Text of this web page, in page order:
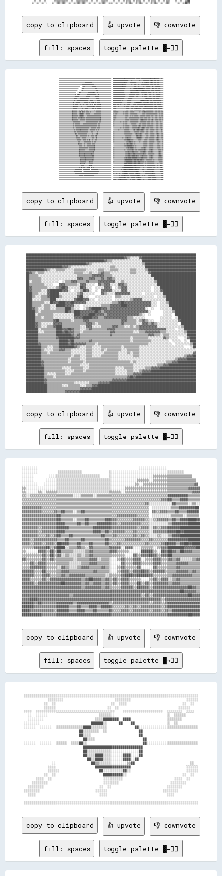
copy to clipboard 👍 upvote 👎 downvote
fill: spaces toggle palette ▓→✊🏽
▒▒▒▒▒▒▒▒▒▒▒▒▒▒▒▒▒▒▒▒▒▒▒▒▒▒▒▒▒▒▒▒▒▒▒▒▒▒▒▒▒▒▒▒▒▒▒▒▒▒▒▒▒▒▒▒▒▒▒▒▒▒▒▒▒▒▒▒▒▒▒▒▒▒▒▒▒▒▒▒▒▒▒▒▒▒▒▒▒▒▒▒▒▒▒▒▒▒▒▒▒▒▒▒▒▒    ██▓▓▓▓▓▓▓▓▓▓▓▓▓▓▓▓▓▓▓▓██▓▓▓▓▓▓▓▓▓▓▓▓▓▓▓▓▓▓▓▓▒▒▓▓▓▓▓▓▓▓▒▒▓▓▓▓▓▓▓▓▓▓▓▓▓▓▓▓▓▓██▓▓▓▓▓▓██▓▓▓▓▓▓▓▓▒▒▒▒▓▓▒▒
▒▒▒▒▒▒▒▒▒▒▒▒▒▒▒▒▒▒▒▒▒▒▒▒▒▒▒▒▒▒▒▒▒▒▒▒▒▒▒▒▒▒▒▒▒▒▒▒▒▒▒▒▒▒▒▒▒▒▒▒▒▒▒▒▒▒▒▒▒▒▒▒▒▒▒▒▒▒▒▒▒▒▒▒▒▒▒▒▒▒▒▒▒▒▒▒▒▒▒▒▒▒▒▒▒▒    ▓▓▓▓▓▓▓▓▓▓▓▓▓▓▓▓▓▓▓▓▓▓▓▓▓▓▓▓▓▓▒▒▒▒▒▒▓▓▒▒▒▒▒▒▒▒▒▒▒▒▒▒▓▓▒▒▒▒▒▒▓▓▓▓▓▓▓▓▓▓▓▓▒▒▓▓██▓▓▒▒▓▓▓▓▒▒▓▓▓▓▒▒▒▒▒▒▒▒
▒▒▒▒▒▒▒▒▒▒▒▒▒▒▒▒▒▒▒▒▒▒▒▒▒▒▒▒▒▒▒▒▒▒▒▒▒▒▒▒▒▒▒▒▒▒▒▒▒▒▒▒▓▓▓▓▓▓▓▓▓▓▓▓▓▓▒▒▒▒▒▒▒▒▒▒▒▒▒▒▒▒▒▒▒▒▒▒▒▒▒▒▒▒▒▒▒▒▒▒▒▒▒▒▒▒    ▓▓▓▓▓▓▓▓▓▓▓▓▓▓▓▓▓▓▓▓▓▓██▓▓▓▓▒▒▒▒▒▒▓▓▓▓▓▓▓▓▓▓▓▓▒▒▒▒▒▒▒▒▒▒▒▒▓▓▒▒▓▓▓▓██▓▓▓▓▒▒▓▓██▓▓▒▒▓▓▓▓▒▒▓▓▓▓▒▒▒▒▒▒▒▒
▒▒▒▒▒▒▒▒▒▒▒▒▒▒▒▒▒▒▒▒▒▒▒▒▒▒▒▒▒▒▒▒▒▒▒▒▒▒▒▒▒▒▒▒▒▒▓▓▓▓▓▓▓▓▓▓▓▓▓▓▓▓▓▓▓▓▓▓▓▓▒▒▒▒▒▒▒▒▒▒▒▒▒▒▒▒▒▒▒▒▒▒▒▒▒▒▒▒▒▒▒▒▒▒▒▒    ██▓▓▓▓▓▓▓▓▓▓▓▓▓▓▓▓██▓▓▓▓▓▓▒▒▒▒▒▒▒▒▒▒▓▓▒▒▒▒▓▓▓▓▒▒▒▒▓▓▒▒▒▒▓▓▓▓▓▓▓▓▓▓▓▓▓▓▓▓▒▒▓▓▓▓▓▓▒▒▓▓▓▓▒▒▓▓▓▓▒▒▒▒▒▒▒▒
▒▒▒▒▒▒▒▒▒▒▒▒▒▒▒▒▒▒▒▒▒▒▒▒▒▒▒▒▒▒▒▒▒▒▒▒▒▒▒▒▒▒    ▒▒▓▓▓▓▒▒▒▒▒▒▒▒▒▒▒▒▒▒▓▓▓▓▓▓▓▓▒▒▒▒▒▒▒▒▒▒▒▒▒▒▒▒▒▒▒▒▒▒▒▒▒▒▒▒▒▒▒▒    ██▓▓▓▓▓▓▓▓▓▓▓▓▓▓▓▓██▓▓▓▓▓▓▒▒▒▒▒▒▒▒▒▒▒▒▒▒▒▒▓▓▓▓▒▒▒▒▓▓▒▒▒▒▒▒▒▒▓▓▒▒▒▒▓▓▓▓▓▓▓▓▒▒▒▒██▒▒▒▒▓▓▓▓▓▓▓▓▓▓▒▒▒▒▒▒
▒▒▒▒▒▒▒▒▒▒▒▒▒▒▒▒▒▒▒▒▒▒▒▒▒▒▒▒▒▒▒▒▒▒▒▒▒▒░░    ░░▓▓▓▓▒▒▒▒▒▒▒▒▒▒▒▒▒▒▒▒▒▒▒▒▒▒▓▓▓▓▒▒▒▒▒▒▒▒▒▒▒▒▒▒▒▒▒▒▒▒▒▒▒▒▒▒▒▒▒▒    ▓▓▓▓▓▓▓▓▓▓▓▓▓▓▓▓▓▓▓▓▓▓▓▓▒▒▒▒▒▒▒▒▒▒▓▓▒▒▒▒▓▓██████▓▓██████████▓▓▓▓▒▒▓▓▓▓▓▓▓▓▒▒▒▒██▓▓▒▒▓▓▓▓▒▒▓▓▓▓▒▒▒▒▒▒
▒▒▒▒▒▒▒▒▒▒▒▒▒▒▒▒▒▒▒▒▒▒▒▒▒▒▒▒▒▒▒▒▒▒▒▒░░  ░░░░▒▒▓▓▒▒▒▒▒▒▒▒▒▒▒▒▒▒▒▒▒▒▒▒▒▒▒▒▒▒▓▓▓▓▒▒▒▒▒▒▒▒▒▒▒▒▒▒▒▒▒▒▒▒▒▒▒▒▒▒▒▒    ▓▓▓▓▓▓▓▓▓▓▓▓▓▓▓▓▓▓▓▓▓▓▒▒▒▒▒▒▒▒▒▒▒▒▓▓▓▓▓▓▓▓▓▓▓▓████▓▓▓▓▓▓▓▓████▓▓▓▓▓▓▓▓▓▓▓▓▒▒▓▓▓▓▓▓▒▒▓▓▓▓▓▓▓▓▓▓▒▒▒▒▒▒
▒▒▒▒▒▒▒▒▒▒▒▒▒▒▒▒▒▒▒▒▒▒▒▒▒▒▒▒▒▒▒▒▒▒  ░░░░██▓▓▒▒▒▒▒▒▒▒▒▒▒▒▒▒▓▓▓▓▓▓▓▓▓▓██▓▓▒▒▒▒▓▓▒▒▒▒▒▒▒▒▒▒▒▒▒▒▒▒▒▒▒▒▒▒▒▒▒▒▒▒    ▓▓▓▓▓▓▓▓▓▓▓▓▓▓▓▓▓▓▓▓▓▓▒▒▒▒▒▒▒▒▒▒▒▒▓▓██▓▓▓▓▓▓▓▓▓▓▓▓▓▓▒▒▒▒▓▓▓▓▓▓▓▓▓▓▓▓▒▒▓▓▓▓▓▓▒▒▒▒▓▓▒▒▒▒▓▓▒▒▒▒▓▓▒▒▒▒▒▒
▒▒▒▒▒▒▒▒▒▒▒▒▒▒▒▒▒▒▒▒▒▒▒▒▒▒▒▒▒▒▒▒▓▓░░▓▓██▓▓▒▒▒▒▒▒▒▒▒▒▒▒▒▒▓▓▓▓▓▓▓▓▓▓▓▓▓▓▓▓▓▓▒▒▒▒██▒▒▒▒▒▒▒▒▒▒▒▒▒▒▒▒▒▒▒▒▒▒▒▒▒▒    ▓▓▓▓▓▓▓▓▓▓▓▓▓▓▓▓▓▓▓▓▓▓▓▓▒▒▒▒▒▒▒▒▓▓▓▓▓▓▓▓▓▓▓▓▒▒▓▓▓▓▓▓▒▒▒▒▒▒▓▓▒▒▓▓██▓▓▒▒▒▒▓▓▓▓▒▒▒▒▓▓▒▒▒▒▓▓▓▓▓▓▓▓▒▒▒▒▒▒
▒▒▒▒▒▒▒▒▒▒▒▒▒▒▒▒▒▒▒▒▒▒▒▒▒▒▒▒▒▒▒▒▓▓▓▓▓▓▓▓▒▒▒▒▒▒▒▒▒▒▒▒▒▒▓▓▓▓▓▓▓▓▒▒▒▒▒▒▒▒▒▒▓▓▓▓▓▓▓▓▒▒▒▒▒▒▒▒▒▒▒▒▒▒▒▒▒▒▒▒▒▒▒▒▒▒    ▓▓▓▓▓▓▓▓▓▓▓▓▓▓▓▓▓▓▓▓▓▓▓▓▒▒▒▒▒▒▒▒▓▓▓▓▓▓▓▓▓▓▒▒▒▒▓▓▓▓▒▒▒▒▒▒▒▒▓▓▒▒▓▓▓▓▓▓▒▒▒▒▓▓▓▓▒▒▒▒▓▓▓▓▒▒▓▓▓▓▓▓▓▓▒▒▒▒▒▒
▒▒▒▒▒▒▒▒▒▒▒▒▒▒▒▒▒▒▒▒▒▒▒▒▒▒▒▒▒▒▓▓▓▓▓▓▒▒▒▒▒▒▓▓▓▓▓▓▓▓▓▓▓▓▓▓▓▓▓▓▒▒▒▒▒▒▒▒▒▒▒▒▒▒▓▓▓▓▓▓▒▒▒▒▒▒▒▒▒▒▒▒▒▒▒▒▒▒▒▒▒▒▒▒▒▒    ▓▓▓▓▓▓▓▓▓▓▓▓▓▓▓▓▓▓▓▓▓▓▒▒▒▒▒▒▒▒▓▓▓▓▓▓▓▓▒▒▒▒▒▒▒▒▒▒▒▒▒▒▒▒▒▒▒▒▒▒▒▒▒▒▓▓██▓▓▓▓▓▓▓▓▓▓▒▒▓▓▓▓▒▒▓▓▓▓▓▓▒▒▒▒▒▒▒▒
▒▒▒▒▒▒▒▒▒▒▒▒▒▒▒▒▒▒▒▒▒▒▒▒▒▒▒▒▒▒▓▓▒▒▒▒▓▓▓▓▓▓▓▓▓▓▓▓▓▓▓▓▓▓▓▓▓▓▒▒▒▒▓▓▓▓▓▓▒▒▒▒▒▒▒▒▓▓▓▓▓▓▒▒▒▒▒▒▒▒▒▒▒▒▒▒▒▒▒▒▒▒▒▒▒▒    ██▓▓▓▓▓▓▓▓▓▓▓▓▓▓▒▒▓▓▒▒▒▒▒▒▒▒▓▓▓▓▓▓▓▓▒▒▒▒▒▒▒▒▒▒▒▒▒▒▒▒▒▒▓▓██████▓▓▓▓▓▓██▓▓▒▒▓▓▓▓▒▒▓▓▓▓▓▓▓▓▓▓▓▓▓▓▓▓▒▒▒▒
▒▒▒▒▒▒▒▒▒▒▒▒▒▒▒▒▒▒▒▒▒▒▒▒▒▒▒▒██▒▒▒▒▓▓▓▓▓▓▓▓▒▒▒▒▒▒▒▒▓▓▓▓▓▓▓▓▒▒▓▓▒▒▓▓▓▓██▒▒▓▓▒▒▓▓▓▓▓▓▒▒▒▒▒▒▒▒▒▒▒▒▒▒▒▒▒▒▒▒▒▒▒▒    ▓▓▓▓▓▓▓▓▓▓▓▓▓▓▓▓▓▓▒▒▒▒▒▒▒▒▒▒▓▓▓▓▓▓▓▓▒▒▒▒▒▒▓▓▓▓██████████▓▓▒▒▓▓▓▓▓▓▓▓██▓▓▒▒▓▓▓▓▓▓▒▒▓▓▓▓▒▒▓▓▓▓▒▒▓▓▒▒▒▒
▒▒▒▒▒▒▒▒▒▒▒▒▒▒▒▒▒▒▒▒▒▒▒▒▒▒▒▒▓▓▒▒▓▓▓▓▓▓▒▒▒▒▓▓▒▒▒▒▓▓▒▒▒▒▓▓▓▓▒▒▒▒▓▓▒▒▓▓░░██▓▓▒▒▓▓▓▓▓▓██▒▒▒▒▒▒▒▒▒▒▒▒▒▒▒▒▒▒▒▒▒▒    ██▓▓▓▓▒▒▓▓▓▓▒▒▓▓▒▒▒▒▒▒▓▓▒▒▒▒▓▓▓▓▓▓▒▒▒▒▒▒▓▓▓▓▓▓▒▒▓▓▓▓▓▓▓▓▓▓▓▓▓▓██▓▓▓▓▓▓▓▓▓▓▓▓▓▓▓▓▒▒▓▓▓▓▒▒▓▓▓▓▓▓▓▓▒▒▒▒
▒▒▒▒▒▒▒▒▒▒▒▒▒▒▒▒▒▒▒▒▒▒▒▒▒▒▒▒██▓▓▓▓▓▓▓▓▒▒▒▒▒▒▓▓▒▒▒▒▒▒▒▒▒▒▓▓▓▓▓▓▓▓▓▓▓▓██▓▓▒▒▓▓▓▓▓▓▓▓▓▓▒▒▒▒▒▒▒▒▒▒▒▒▒▒▒▒▒▒▒▒▒▒    ▓▓▓▓▓▓▒▒▒▒▓▓▒▒▒▒▒▒▒▒▒▒▓▓▒▒▓▓▓▓▓▓▒▒▒▒▓▓▓▓▓▓▒▒▓▓▓▓▓▓▒▒▓▓▓▓▓▓▓▓▒▒▓▓██▓▓▓▓▓▓▓▓▓▓▓▓▓▓▒▒▓▓██▓▓▒▒▓▓▓▓▓▓▓▓▒▒
▒▒▒▒▒▒▒▒▒▒▒▒▒▒▒▒▒▒▒▒▒▒▒▒▒▒▒▒▓▓▓▓▓▓▓▓▒▒▒▒▒▒▒▒▒▒▓▓▒▒▒▒▓▓▓▓▓▓▒▒▒▒▒▒▒▒▓▓▓▓▒▒▓▓▒▒▓▓▓▓▓▓▓▓▒▒▒▒▒▒▒▒▒▒▒▒▒▒▒▒▒▒▒▒▒▒    ▓▓▓▓▓▓▒▒▒▒▒▒▒▒▒▒▒▒▒▒▒▒▒▒▒▒▓▓▓▓▓▓▒▒▒▒▓▓▓▓▒▒▓▓▓▓██▓▓▓▓▓▓▓▓▒▒▒▒▓▓▓▓▓▓▓▓▓▓▓▓▓▓▓▓▓▓▓▓▒▒▓▓▓▓▓▓▒▒▓▓▓▓▓▓▓▓▒▒
▒▒▒▒▒▒▒▒▒▒▒▒▒▒▒▒▒▒▒▒▒▒▒▒▒▒██▓▓▓▓▓▓▓▓▒▒▒▒▓▓▒▒██▓▓▒▒▓▓▒▒▓▓▓▓▒▒▒▒▒▒▒▒▒▒▒▒▓▓▒▒▓▓▓▓▓▓▓▓▓▓▒▒▒▒▒▒▒▒▒▒▒▒▒▒▒▒▒▒▒▒▒▒    ▓▓▓▓▓▓▒▒▒▒▒▒▒▒▒▒▒▒▒▒▒▒▒▒▒▒▓▓▓▓▒▒▒▒▓▓▓▓▓▓▒▒▓▓▓▓▓▓▓▓▓▓▓▓▓▓▒▒▓▓██▓▓▒▒▓▓▓▓▓▓▓▓▓▓▓▓▓▓▒▒▒▒▓▓▓▓▒▒▓▓▓▓▒▒▓▓▒▒
▒▒▒▒▒▒▒▒▒▒▒▒▒▒▒▒▒▒▒▒▒▒▒▒▒▒██▓▓▓▓▓▓▓▓▒▒▒▒▓▓██▒▒██▓▓▓▓▒▒▓▓▓▓▓▓▒▒▓▓▒▒▒▒▒▒▒▒▒▒▓▓▓▓▓▓▓▓▓▓▒▒▒▒▒▒▒▒▒▒▒▒▒▒▒▒▒▒▒▒▒▒    ▓▓▓▓▓▓▓▓▓▓▒▒▒▒▒▒▒▒▒▒▓▓▒▒▓▓▓▓▓▓▒▒▒▒▓▓▓▓▓▓▓▓▒▒▒▒▒▒▒▒▒▒▓▓▒▒▒▒▓▓▓▓██▓▓▓▓▓▓▓▓▓▓▓▓▓▓▓▓▒▒▒▒▓▓▓▓▒▒▓▓▓▓▒▒▓▓▓▓
▒▒▒▒▒▒▒▒▒▒▒▒▒▒▒▒▒▒▒▒▒▒▒▒▒▒██▓▓▓▓▓▓▓▓▒▒▒▒▓▓██████▓▓▒▒▒▒▓▓▓▓▓▓▓▓▒▒▒▒▒▒▒▒▓▓▓▓▓▓▓▓▓▓▓▓▓▓▒▒▒▒▒▒▒▒▒▒▒▒▒▒▒▒▒▒▒▒▒▒    ▓▓▒▒▓▓▓▓▒▒▒▒▒▒▒▒▒▒▒▒▓▓▒▒▓▓▓▓▓▓▒▒▒▒▓▓▓▓▓▓▓▓▓▓▓▓▓▓▒▒▒▒▒▒▒▒▒▒▓▓▓▓▓▓▒▒▓▓▓▓▓▓▓▓▓▓▓▓▓▓▓▓▓▓▓▓▓▓▒▒▒▒▓▓▒▒▓▓▓▓
▒▒▒▒▒▒▒▒▒▒▒▒▒▒▒▒▒▒▒▒▒▒▒▒▒▒██▓▓▓▓▓▓▓▓▓▓▒▒▓▓██████▓▓▒▒▒▒▒▒▓▓▓▓▓▓▓▓▓▓▓▓▓▓▓▓▓▓▓▓▓▓▓▓▓▓▓▓▒▒▒▒▒▒▒▒▒▒▒▒▒▒▒▒▒▒▒▒▒▒    ▓▓▓▓▓▓▒▒▒▒▒▒▒▒▒▒▒▒▒▒▒▒▒▒▓▓▓▓▓▓▒▒▒▒▓▓▒▒▓▓▒▒▓▓▓▓▓▓▓▓▒▒▒▒▓▓▓▓▓▓▓▓▓▓▒▒▓▓▓▓▓▓▓▓▒▒▓▓▓▓▒▒▒▒▓▓▓▓▒▒▒▒▓▓▒▒▓▓▓▓
▒▒▒▒▒▒▒▒▒▒▒▒▒▒▒▒▒▒▒▒▒▒▒▒▒▒██▓▓▓▓▓▓▓▓▒▒▓▓▓▓▓▓██▓▓▓▓▓▓▒▒▓▓▓▓▓▓▓▓▓▓▓▓▓▓▓▓▓▓▓▓▓▓▓▓▓▓▓▓██▒▒▒▒▒▒▒▒▒▒▒▒▒▒▒▒▒▒▒▒▒▒    ▓▓▓▓▓▓▒▒▒▒▒▒▒▒▒▒▒▒▒▒▒▒▒▒▓▓▓▓▒▒▒▒▓▓▓▓▓▓▓▓▓▓▓▓▓▓▓▓▓▓▓▓▒▒▓▓▓▓▓▓▒▒▓▓▓▓▓▓▒▒▓▓▓▓▒▒▒▒▓▓▒▒▒▒▓▓▓▓▒▒▒▒▓▓▓▓▒▒▓▓
▒▒▒▒▒▒▒▒▒▒▒▒▒▒▒▒▒▒▒▒▒▒▒▒▒▒██▓▓▓▓▓▓▓▓▓▓▒▒▒▒▓▓▓▓▓▓▓▓▓▓▒▒▓▓▓▓▓▓▓▓▓▓▓▓▓▓▓▓▓▓▓▓▓▓▓▓▓▓▓▓██▒▒▒▒▒▒▒▒▒▒▒▒▒▒▒▒▒▒▒▒▒▒    ▓▓▓▓▒▒▒▒▒▒▒▒▒▒▒▒▒▒▒▒▒▒▒▒▓▓▓▓▓▓▓▓▒▒▓▓▓▓▓▓▓▓▓▓▓▓▓▓▓▓▒▒▒▒▓▓████▓▓▓▓▓▓▓▓▒▒▓▓▓▓▒▒▓▓██▒▒▒▒▓▓▓▓▓▓▒▒▓▓▓▓▒▒▓▓
▒▒▒▒▒▒▒▒▒▒▒▒▒▒▒▒▒▒▒▒▒▒▒▒▒▒▒▒▓▓▓▓▓▓▓▓▓▓▓▓▓▓▒▒▒▒▒▒▒▒▒▒▒▒▓▓▓▓▓▓▓▓▓▓▓▓▓▓▓▓▓▓▓▓▓▓▓▓▒▒▓▓▓▓▒▒▒▒▒▒▒▒▒▒▒▒▒▒▒▒▒▒▒▒▒▒    ▓▓▒▒▒▒▒▒▒▒▒▒▒▒▓▓▒▒▒▒▓▓▒▒▓▓▓▓▒▒▒▒▒▒▓▓▓▓▓▓▓▓▓▓▓▓▓▓▓▓▒▒▒▒▓▓▓▓▓▓▓▓▓▓▓▓▒▒▓▓▓▓▓▓▒▒▓▓▓▓▒▒▒▒▒▒▓▓▓▓▒▒▒▒▓▓▒▒▒▒
▒▒▒▒▒▒▒▒▒▒▒▒▒▒▒▒▒▒▒▒▒▒▒▒▒▒▒▒▓▓▒▒▓▓▓▓▓▓▓▓▓▓▒▒▒▒▒▒▓▓▓▓▓▓▓▓▓▓▓▓▓▓▓▓▓▓▓▓▓▓▓▓▓▓▓▓▒▒▓▓▓▓▒▒▒▒▒▒▒▒▒▒▒▒▒▒▒▒▒▒▒▒▒▒▒▒    ▓▓▒▒▒▒▒▒▒▒▒▒▒▒▒▒▒▒▒▒▓▓▒▒▓▓▓▓▒▒▒▒▒▒▒▒▓▓▓▓▓▓▓▓▓▓▒▒▒▒▒▒▓▓▓▓▒▒▓▓▓▓▓▓▓▓▒▒▓▓▓▓▓▓▒▒▓▓▓▓▒▒▒▒▒▒▓▓▓▓▒▒▒▒▓▓▓▓▒▒
▒▒▒▒▒▒▒▒▒▒▒▒▒▒▒▒▒▒▒▒▒▒▒▒▒▒▒▒▓▓▒▒▓▓▓▓▓▓▓▓▓▓▓▓▓▓▓▓▓▓▓▓▓▓▓▓▓▓▓▓▓▓▓▓▓▓▓▓▓▓▓▓▓▓▓▓▒▒▓▓▓▓▒▒▒▒▒▒▒▒▒▒▒▒▒▒▒▒▒▒▒▒▒▒▒▒    ▓▓▒▒▒▒▒▒▒▒▒▒▒▒▒▒▒▒▒▒▓▓▒▒▓▓▓▓▓▓▓▓▒▒▒▒▒▒▓▓▓▓▓▓▓▓▓▓▒▒▓▓██▓▓▒▒▓▓▓▓▓▓▓▓▒▒▓▓▓▓▓▓▓▓▓▓▓▓▒▒▒▒▒▒▓▓▓▓▒▒▒▒▓▓▓▓▒▒
▒▒▒▒▒▒▒▒▒▒▒▒▒▒▒▒▒▒▒▒▒▒▒▒▒▒▒▒▓▓▒▒▒▒▓▓▓▓▓▓▓▓▓▓▓▓▓▓▓▓▓▓▓▓▓▓▓▓▓▓▒▒▒▒▓▓▓▓▓▓▓▓▓▓▒▒▓▓▓▓▓▓▒▒▒▒▒▒▒▒▒▒▒▒▒▒▒▒▒▒▒▒▒▒▒▒    ▒▒▒▒▒▒▒▒▒▒▒▒▒▒▓▓▒▒▒▒▓▓▒▒▓▓▓▓▓▓▓▓▒▒▒▒▒▒▓▓▓▓▓▓▓▓▓▓▓▓██▓▓▒▒▓▓████▓▓▒▒▓▓▓▓▓▓▒▒▓▓▓▓▓▓▒▒▒▒▒▒▓▓▓▓▒▒▒▒▓▓▓▓▒▒
▒▒▒▒▒▒▒▒▒▒▒▒▒▒▒▒▒▒▒▒▒▒▒▒▒▒▒▒▒▒▓▓▒▒▓▓▓▓▓▓▓▓██▓▓▓▓▓▓▓▓▓▓▓▓▓▓▒▒▒▒▓▓▓▓▓▓▓▓▓▓▒▒▓▓▒▒▓▓▒▒▒▒▒▒▒▒▒▒▒▒▒▒▒▒▒▒▒▒▒▒▒▒▒▒    ▒▒▒▒▒▒▒▒▒▒▓▓▒▒▒▒▒▒▒▒▒▒▓▓▓▓▓▓▓▓▓▓▒▒▒▒▒▒▒▒▓▓██▒▒▓▓████▓▓▓▓████▓▓▒▒▒▒▓▓▓▓▒▒▒▒▓▓▓▓▓▓▓▓▒▒▒▒▓▓▓▓▒▒▒▒▒▒██▒▒
▒▒▒▒▒▒▒▒▒▒▒▒▒▒▒▒▒▒▒▒▒▒▒▒▒▒▒▒▒▒▓▓▓▓▒▒▓▓▓▓▓▓▓▓▓▓▓▓▓▓▓▓▓▓▓▓▓▓▒▒▒▒▒▒▓▓▓▓▒▒▒▒▒▒▒▒▓▓▒▒▒▒▒▒▒▒▒▒▒▒▒▒▒▒▒▒▒▒▒▒▒▒▒▒▒▒    ▓▓▒▒▒▒▒▒▒▒▒▒▒▒▒▒▒▒▒▒▒▒▓▓▓▓▓▓▓▓▓▓▓▓▒▒▒▒▒▒▒▒▓▓▓▓▓▓▓▓▓▓▒▒▓▓▓▓▓▓▓▓▒▒▒▒▓▓▓▓▒▒▒▒▓▓▓▓▓▓▒▒▒▒▒▒▓▓▓▓▒▒▒▒▒▒▓▓▒▒
▒▒▒▒▒▒▒▒▒▒▒▒▒▒▒▒▒▒▒▒▒▒▒▒▒▒▒▒▒▒▒▒██▓▓▒▒▓▓▓▓▓▓▓▓▓▓▓▓▓▓▓▓▓▓▒▒▒▒▒▒▒▒▒▒▓▓▒▒▒▒▒▒▓▓██▒▒▒▒▒▒▒▒▒▒▒▒▒▒▒▒▒▒▒▒▒▒▒▒▒▒▒▒    ▓▓▒▒▒▒▒▒▒▒▒▒▒▒▒▒▒▒▒▒▒▒▓▓▓▓▓▓▓▓▓▓▓▓▓▓▓▓▒▒▒▒▒▒▓▓██▓▓▓▓▓▓██▓▓▒▒▒▒▒▒▓▓▓▓▓▓▒▒▒▒▓▓▓▓▓▓▓▓▒▒▒▒▓▓██▓▓▒▒▒▒▓▓▓▓
▒▒▒▒▒▒▒▒▒▒▒▒▒▒▒▒▒▒▒▒▒▒▒▒▒▒▒▒▒▒▒▒▒▒██▓▓▒▒▒▒▓▓▓▓▓▓▓▓▓▓▓▓▓▓▒▒▓▓▒▒▒▒▓▓▓▓▓▓▒▒▓▓██▒▒▒▒▒▒▒▒▒▒▒▒▒▒▒▒▒▒▒▒▒▒▒▒▒▒▒▒▒▒    ▓▓▒▒▒▒▒▒▒▒▒▒▒▒▒▒▒▒▒▒▒▒▒▒▓▓▓▓▓▓▓▓▓▓▓▓▒▒▒▒▒▒▒▒▒▒████▓▓▓▓██▓▓▒▒▒▒▒▒▒▒▓▓▓▓▒▒▒▒▓▓▓▓▓▓▓▓▒▒▒▒▒▒██▓▓▒▒▒▒▓▓▓▓
▒▒▒▒▒▒▒▒▒▒▒▒▒▒▒▒▒▒▒▒▒▒▒▒▒▒▒▒▒▒▒▒▒▒▓▓▓▓▓▓▓▓▒▒▒▒▓▓▓▓▓▓▓▓▒▒▒▒▒▒▒▒▒▒▒▒▓▓▓▓▒▒▒▒██▒▒▒▒▒▒▒▒▒▒▒▒▒▒▒▒▒▒▒▒▒▒▒▒▒▒▒▒▒▒    ▓▓▒▒▒▒▒▒▒▒▒▒▒▒▒▒▒▒▓▓▒▒▒▒▓▓▓▓██▓▓▓▓▓▓▒▒▒▒▒▒▒▒▒▒▓▓████████▓▓▒▒▒▒▒▒▓▓▓▓▓▓▒▒▓▓▓▓▓▓▓▓▓▓▒▒▒▒▓▓██▓▓▒▒▒▒▓▓▓▓
▒▒▒▒▒▒▒▒▒▒▒▒▒▒▒▒▒▒▒▒▒▒▒▒▒▒▒▒▒▒▒▒▒▒▒▒▓▓▓▓▓▓▓▓▒▒▒▒▓▓▓▓▓▓▒▒▓▓▒▒██▒▒▒▒▓▓▒▒▒▒▓▓▓▓▒▒▒▒▒▒▒▒▒▒▒▒▒▒▒▒▒▒▒▒▒▒▒▒▒▒▒▒▒▒    ▓▓▒▒▒▒▒▒▒▒▒▒▒▒▒▒▒▒▒▒▒▒▓▓▓▓▓▓██████▓▓▓▓▓▓▒▒▒▒▒▒▒▒▒▒▓▓▓▓▓▓▒▒▒▒▒▒▓▓▓▓▓▓▒▒▒▒▓▓▓▓▓▓▓▓▓▓▒▒▒▒▓▓██▓▓▒▒▒▒▒▒▓▓
▒▒▒▒▒▒▒▒▒▒▒▒▒▒▒▒▒▒▒▒▒▒▒▒▒▒▒▒▒▒▒▒▒▒▒▒▒▒▓▓▓▓▒▒▒▒▒▒▒▒▓▓▓▓▓▓▓▓▓▓▓▓▓▓▒▒▓▓▒▒▓▓▓▓▒▒▒▒▒▒▒▒▒▒▒▒▒▒▒▒▒▒▒▒▒▒▒▒▒▒▒▒▒▒▒▒    ▓▓▒▒▒▒▒▒▒▒▒▒▒▒▒▒▒▒▒▒▒▒▒▒▒▒▓▓▓▓▓▓████▓▓▓▓▒▒▓▓▒▒▒▒▒▒▒▒▓▓▒▒▒▒▒▒▓▓▓▓▓▓▓▓▒▒▒▒▓▓▓▓▓▓▓▓▓▓▒▒▒▒▒▒▓▓▓▓▓▓▒▒▒▒▓▓
▒▒▒▒▒▒▒▒▒▒▒▒▒▒▒▒▒▒▒▒▒▒▒▒▒▒▒▒▒▒▒▒▒▒▒▒▒▒██▓▓▓▓▓▓▒▒▒▒▓▓▒▒▒▒▓▓▓▓▓▓▓▓▒▒▓▓▓▓▓▓▒▒▒▒▒▒▒▒▒▒▒▒▒▒▒▒▒▒▒▒▒▒▒▒▒▒▒▒▒▒▒▒▒▒    ▒▒▒▒▒▒▒▒▒▒▒▒▒▒▒▒▒▒▒▒▒▒▓▓▒▒▓▓██▓▓▓▓████▓▓▒▒▓▓▒▒▒▒▒▒▒▒▒▒▒▒▒▒▒▒▓▓▓▓▓▓▓▓▒▒▒▒▓▓▓▓▓▓▓▓▒▒▒▒▒▒▒▒▓▓▓▓▒▒▒▒▒▒▓▓
▒▒▒▒▒▒▒▒▒▒▒▒▒▒▒▒▒▒▒▒▒▒▒▒▒▒▒▒▒▒▒▒▒▒▒▒▒▒▒▒▓▓▓▓▓▓▒▒▒▒▓▓▒▒▒▒▓▓▓▓▓▓▓▓▓▓▓▓▓▓██▒▒▒▒▒▒▒▒▒▒▒▒▒▒▒▒▒▒▒▒▒▒▒▒▒▒▒▒▒▒▒▒▒▒    ▒▒▒▒▒▒▒▒▒▒▒▒▒▒▒▒▒▒▒▒▒▒▓▓▓▓▓▓██████████▓▓▓▓▒▒▓▓▒▒▒▒▒▒▒▒▒▒▒▒▒▒▓▓▓▓▓▓▓▓▒▒▒▒▓▓▓▓▓▓▓▓▒▒▒▒▒▒▒▒▓▓▓▓▓▓▒▒▒▒▓▓
▒▒▒▒▒▒▒▒▒▒▒▒▒▒▒▒▒▒▒▒▒▒▒▒▒▒▒▒▒▒▒▒▒▒▒▒▒▒▒▒▓▓▓▓▓▓▓▓▓▓▓▓▓▓▓▓▓▓▒▒▓▓▓▓▓▓▓▓▓▓██▒▒▒▒▒▒▒▒▒▒▒▒▒▒▒▒▒▒▒▒▒▒▒▒▒▒▒▒▒▒▒▒▒▒    ▓▓▒▒▒▒▒▒▒▒▒▒▒▒▒▒▒▒▒▒▒▒▒▒▒▒▓▓▓▓██▓▓██████▓▓▒▒▓▓▒▒▒▒▒▒▒▒▒▒▓▓▓▓▓▓██▓▓▒▒▒▒▒▒▓▓▓▓▓▓▓▓▒▒▒▒▒▒▒▒▓▓▓▓▓▓▒▒▒▒▓▓
▒▒▒▒▒▒▒▒▒▒▒▒▒▒▒▒▒▒▒▒▒▒▒▒▒▒▒▒▒▒▒▒▒▒▒▒▒▒▒▒██▓▓▓▓▓▓▓▓▓▓▒▒▒▒▒▒▒▒▓▓▓▓▓▓▓▓▓▓██▒▒▒▒▒▒▒▒▒▒▒▒▒▒▒▒▒▒▒▒▒▒▒▒▒▒▒▒▒▒▒▒▒▒    ▓▓▒▒▒▒▒▒▒▒▒▒▒▒▒▒▒▒▒▒▒▒▓▓▒▒▒▒▓▓▓▓▓▓▓▓▓▓██▓▓▒▒▓▓▓▓▒▒▓▓▓▓▓▓▓▓▓▓▓▓██▓▓▒▒▒▒▒▒▓▓▓▓██▓▓▒▒▒▒▒▒▒▒▒▒▓▓▓▓▓▓▒▒▓▓
▒▒▒▒▒▒▒▒▒▒▒▒▒▒▒▒▒▒▒▒▒▒▒▒▒▒▒▒▒▒▒▒▒▒▒▒▒▒▒▒██▓▓▓▓▓▓▓▓▓▓▓▓▓▓▓▓▓▓▓▓▓▓▓▓▓▓██▒▒▒▒▒▒▒▒▒▒▒▒▒▒▒▒▒▒▒▒▒▒▒▒▒▒▒▒▒▒▒▒▒▒▒▒    ▓▓▒▒▒▒▒▒▒▒▒▒▒▒▒▒▒▒▒▒▒▒▒▒▓▓▓▓▓▓██▓▓▓▓▓▓████▓▓▓▓▓▓▓▓▒▒▒▒▓▓▓▓▓▓████▓▓▒▒▒▒▓▓▓▓▓▓██▓▓▒▒▒▒▒▒▒▒▒▒▓▓██▓▓▒▒▒▒
▒▒▒▒▒▒▒▒▒▒▒▒▒▒▒▒▒▒▒▒▒▒▒▒▒▒▒▒▒▒▒▒▒▒▒▒▒▒▒▒██▓▓▓▓▓▓▓▓██▓▓▓▓▓▓▓▓▓▓▓▓██▓▓▓▓▒▒▒▒▒▒▒▒▒▒▒▒▒▒▒▒▒▒▒▒▒▒▒▒▒▒▒▒▒▒▒▒▒▒▒▒    ▓▓▒▒▒▒▒▒▒▒▒▒▒▒▒▒▒▒▒▒▒▒▒▒▓▓▓▓▓▓████▓▓▓▓▓▓████▓▓▓▓▓▓▓▓▓▓▓▓▓▓▓▓██▓▓▓▓▒▒▒▒▓▓▓▓▓▓▓▓▓▓▓▓▒▒▒▒▒▒▒▒▓▓██▓▓▒▒▒▒
▒▒▒▒▒▒▒▒▒▒▒▒▒▒▒▒▒▒▒▒▒▒▒▒▒▒▒▒▒▒▒▒▒▒▒▒▒▒▒▒██▓▓▓▓▓▓▓▓██▓▓▓▓▓▓▓▓▓▓▓▓▓▓████▒▒▒▒▒▒▒▒▒▒▒▒▒▒▒▒▒▒▒▒▒▒▒▒▒▒▒▒▒▒▒▒▒▒▒▒    ▓▓▒▒▒▒▒▒▒▒▒▒▒▒▒▒▒▒▒▒▒▒▒▒▓▓▓▓▓▓████▓▓▓▓██████▓▓██▓▓▓▓▒▒▓▓▓▓██▓▓▓▓▓▓▓▓▒▒▒▒▓▓▓▓██▓▓▒▒▒▒▒▒▒▒▒▒▓▓████▓▓▒▒
▒▒▒▒▒▒▒▒▒▒▒▒▒▒▒▒▒▒▒▒▒▒▒▒▒▒▒▒▒▒▒▒▒▒▒▒▒▒▒▒▒▒▓▓▓▓▓▓▓▓▓▓██▓▓▓▓▓▓▓▓▓▓▓▓▓▓▓▓▒▒▒▒▒▒▒▒▒▒▒▒▒▒▒▒▒▒▒▒▒▒▒▒▒▒▒▒▒▒▒▒▒▒▒▒    ▓▓▒▒▒▒▒▒▒▒▒▒▒▒▒▒▒▒▒▒▒▒▓▓▓▓██▓▓██████▓▓██████████▓▓▓▓▓▓▓▓████▓▓▓▓▓▓▓▓▒▒▒▒▓▓▓▓██▓▓▒▒▒▒▒▒▒▒▒▒▓▓▓▓▓▓▓▓▒▒
▒▒▒▒▒▒▒▒▒▒▒▒▒▒▒▒▒▒▒▒▒▒▒▒▒▒▒▒▒▒▒▒▒▒▒▒▒▒▒▒▒▒██▓▓▓▓▓▓▓▓██▓▓▓▓▓▓▓▓▓▓▓▓██▓▓▒▒▒▒▒▒▒▒▒▒▒▒▒▒▒▒▒▒▒▒▒▒▒▒▒▒▒▒▒▒▒▒▒▒▒▒    ▒▒▒▒▒▒▒▒▒▒▒▒▒▒▒▒▒▒▒▒▒▒▓▓██████████████▓▓▓▓████▓▓████▓▓████▓▓▓▓▒▒▒▒▓▓▓▓▓▓▓▓▓▓▓▓▒▒▓▓▒▒▒▒▒▒▒▒▓▓▓▓▓▓▓▓▒▒
▒▒▒▒▒▒▒▒▒▒▒▒▒▒▒▒▒▒▒▒▒▒▒▒▒▒▒▒▒▒▒▒▒▒▒▒▒▒▒▒▒▒▓▓▓▓▓▓▓▓▓▓▓▓▒▒▒▒▒▒██▓▓▓▓▓▓▒▒▒▒▒▒▒▒▒▒▒▒▒▒▒▒▒▒▒▒▒▒▒▒▒▒▒▒▒▒▒▒▒▒▒▒▒▒    ▓▓▒▒▒▒▒▒▒▒▒▒▒▒▒▒▒▒▒▒▒▒▓▓▓▓████████████▓▓▓▓████▓▓▓▓████▓▓▓▓▓▓▓▓▒▒▓▓▒▒▓▓▓▓▓▓▓▓▓▓▓▓▓▓▒▒▒▒▒▒▒▒▒▒▓▓▓▓▓▓▒▒
▒▒▒▒▒▒▒▒▒▒▒▒▒▒▒▒▒▒▒▒▒▒▒▒▒▒▒▒▒▒▒▒▒▒▒▒▒▒▒▒▒▒██▓▓▓▓▓▓██▒▒▒▒▒▒▒▒▓▓▓▓▓▓▓▓▒▒▒▒▒▒▒▒▒▒▒▒▒▒▒▒▒▒▒▒▒▒▒▒▒▒▒▒▒▒▒▒▒▒▒▒▒▒    ▒▒▒▒▒▒▒▒▒▒▒▒▒▒▒▒▒▒▒▒▒▒██████▓▓████████▓▓▓▓████▓▓▓▓████▓▓▓▓▓▓▒▒▒▒▓▓▒▒▓▓▓▓▓▓▓▓▓▓▓▓▓▓▒▒▒▒▒▒▓▓▒▒▒▒▓▓▓▓▒▒
▒▒▒▒▒▒▒▒▒▒▒▒▒▒▒▒▒▒▒▒▒▒▒▒▒▒▒▒▒▒▒▒▒▒▒▒▒▒▒▒▒▒▒▒▓▓▓▓▓▓▒▒▒▒▒▒▒▒▒▒██▓▓██▒▒▒▒▒▒▒▒▒▒▒▒▒▒▒▒▒▒▒▒▒▒▒▒▒▒▒▒▒▒▒▒▒▒▒▒▒▒▒▒    ▒▒▒▒▒▒▒▒▒▒▒▒▒▒▒▒▒▒▒▒▒▒████████████████▓▓▓▓████▓▓▓▓▓▓▓▓▓▓▓▓▓▓▓▓▒▒▓▓▒▒▓▓▓▓▓▓▓▓▓▓▓▓▓▓▓▓▒▒▒▒▓▓▒▒▒▒██▓▓▒▒
▒▒▒▒▒▒▒▒▒▒▒▒▒▒▒▒▒▒▒▒▒▒▒▒▒▒▒▒▒▒▒▒▒▒▒▒▒▒▒▒▓▓▒▒██▒▒▓▓▓▓▒▒▒▒▓▓▓▓██░░██▒▒▓▓▒▒▒▒▒▒▒▒▒▒▒▒▒▒▒▒▒▒▒▒▒▒▒▒▒▒▒▒▒▒▒▒▒▒▒▒    ▓▓▒▒▒▒▒▒▒▒▒▒▒▒▒▒▒▒▓▓▓▓██████████████████▓▓▓▓██▓▓▓▓▓▓▓▓▒▒▒▒▒▒▓▓▒▒▒▒▒▒▓▓▓▓▓▓▓▓▓▓▒▒▓▓▓▓▒▒▒▒▓▓▒▒▒▒▓▓██▒▒
▒▒▒▒▒▒▒▒▒▒▒▒▒▒▒▒▒▒▒▒▒▒▒▒▒▒▒▒▒▒▒▒▓▓▓▓▓▓▓▓▓▓▓▓▓▓░░▓▓▓▓▓▓▓▓▓▓▓▓▓▓  ▓▓▓▓▓▓▓▓▓▓▓▓▓▓▒▒▒▒▒▒▒▒▒▒▒▒▒▒▒▒▒▒▒▒▒▒▒▒▒▒▒▒    ▓▓▒▒▒▒▒▒▒▒▒▒▒▒▒▒▓▓▒▒▓▓████▓▓▓▓▓▓████████▓▓▓▓████▓▓▓▓▒▒▒▒▒▒▓▓▓▓▒▒▒▒▒▒▓▓▓▓▓▓▓▓▓▓▓▓▓▓▒▒▒▒▒▒▒▒▒▒▒▒▓▓▓▓▓▓
▒▒▒▒▒▒▒▒▒▒▒▒▒▒▒▒▒▒▒▒▒▒▒▒▒▒▒▒▒▒▓▓▓▓▓▓▓▓▓▓▓▓▓▓▓▓░░▒▒▓▓▓▓▓▓▓▓▓▓▓▓▓▓▓▓▓▓▓▓▓▓▓▓▓▓▓▓▓▓▒▒▒
copy to clipboard 👍 upvote 👎 downvote
fill: spaces toggle palette ▓→✊🏽
██████████████████████████████████████████████████████████████████▓▓▒▒░░░░░░▓▓████████████████████████████████████
████████████████████████████████████████████████████▓▓▒▒▒▒░░░░░░░░░░░░░░░░░░░░████████████████████████████████████
████████████████████████████████████████▓▓▒▒░░░░░░░░░░░░░░░░░░░░░░░░░░░░░░░░░░▒▒██████████████████████████████████
████████████████████████▓▓▓▓▒▒░░░░░░░░░░░░░░░░░░░░░░░░░░▒▒▒▒░░░░░░░░░░░░░░░░░░░░██████████████████████████████████
████████████▓▓▒▒░░░░▒▒▒▒▒▒░░░░░░▒▒▒▒▒▒▒▒░░░░░░░░▒▒▒▒░░░░▒▒▒▒▒▒░░░░░░░░▒▒▒▒░░░░░░▒▒████████████████████████████████
██▓▓▒▒░░▒▒▒▒░░░░░░░░░░░░░░░░░░░░▒▒▒▒▒▒░░░░▒▒░░░░▒▒▓▓▒▒▒▒░░░░░░░░░░░░░░▒▒▒▒░░░░░░░░▓▓██████████████████████████████
██▒▒▒▒▒▒░░░░░░░░░░░░░░░░░░░░░░░░░░▒▒▒▒▒▒▒▒▒▒▓▓▓▓▓▓▓▓▒▒▒▒▒▒░░░░░░░░░░░░░░░░░░░░░░░░░░██████████████████████████████
██▒▒▒▒▒▒▒▒░░░░░░░░░░░░░░░░░░░░░░░░▓▓▓▓▒▒▒▒▓▓▓▓▒▒▒▒▓▓▒▒▓▓▓▓▒▒░░░░░░░░░░░░░░░░░░░░░░░░░░████████████████████████████
██░░▒▒▒▒▒▒░░░░░░░░░░░░  ░░▒▒▒▒▓▓▓▓▒▒▒▒▒▒▓▓▒▒▒▒▒▒▓▓▓▓▓▓▓▓▓▓▓▓░░░░▒▒░░░░░░░░░░░░░░░░░░░░▒▒██████████████████████████
██▒▒▒▒▒▒▒▒▒▒░░░░░░    ▓▓▓▓▒▒▒▒▒▒▒▒░░▓▓▓▓░░░░░░  ▓▓▒▒▓▓▓▓░░░░░░▓▓▓▓▒▒░░░░░░░░░░░░░░░░░░░░██████████████████████████
██▓▓▒▒▒▒▒▒▒▒▒▒░░░░░░▒▒▓▓██▓▓░░░░░░░░██▓▓░░░░  ░░░░░░▓▓▓▓▒▒  ░░▒▒▓▓▓▓░░░░░░░░░░░░░░░░  ░░░░████████████████████████
██▓▓▒▒▒▒▒▒░░░░▓▓████████▓▓▓▓░░  ░░░░▒▒██▓▓░░  ░░  ▓▓▓▓▓▓▓▓░░░░░░▓▓▓▓░░░░░░░░░░░░░░░░  ░░░░▓▓██████████████████████
████▒▒▒▒░░░░░░▓▓██████░░░░░░░░░░░░▒▒▓▓░░░░░░░░    ▓▓▒▒░░░░░░▓▓▓▓▓▓▓▓▓▓░░░░░░░░  ░░░░░░░░░░░░██████████████████████
████▒▒░░░░▒▒▒▒▓▓██████▒▒░░░░░░░░░░▓▓██░░░░    ░░░░░░░░░░░░  ▒▒▒▒░░░░░░░░░░░░░░░░░░░░░░  ░░░░▒▒████████████████████
████░░░░░░▒▒▒▒▒▒████░░░░░░░░░░░░▓▓████▓▓▓▓░░░░  ░░░░░░░░░░  ░░░░░░░░░░▒▒▓▓▓▓▓▓░░░░░░░░░░░░░░░░████████████████████
████▒▒▒▒▒▒▒▒░░░░██▓▓▓▓████▓▓▓▓██▓▓▓▓▓▓▓▓░░░░░░░░░░░░░░░░░░▒▒▒▒▓▓██▓▓▓▓▓▓▓▓▓▓▓▓▓▓▓▓▓▓░░░░  ░░░░▒▒██████████████████
████▒▒▒▒▒▒░░▒▒▒▒░░░░██████▓▓▓▓▓▓░░░░  ░░░░░░░░░░░░▒▒▒▒▒▒▓▓▓▓▓▓▓▓████▓▓▓▓▓▓▓▓▓▓▓▓▓▓▓▓░░░░  ░░░░░░██████████████████
████▓▓▒▒░░░░▒▒▒▒░░░░▒▒▒▒▒▒████▒▒░░░░  ░░▒▒▓▓██████▓▓▓▓▒▒▓▓▓▓▓▓▓▓▓▓▓▓▓▓▓▓▓▓▓▓▓▓▓▓░░  ░░    ░░░░░░░░████████████████
██████▒▒░░▒▒▒▒▒▒▒▒▒▒▒▒▒▒▒▒██▓▓▒▒████▓▓▓▓▓▓▓▓▓▓██▓▓▒▒▓▓▓▓▓▓▓▓▓▓▓▓▓▓▓▓▓▓▓▓▓▓▓▓▓▓▓▓▓▓░░        ░░░░░░▒▒██████████████
██████░░▒▒▒▒▒▒▒▒▒▒░░░░░░░░░░░░░░████▓▓▓▓▓▓████▓▓▓▓▓▓▒▒▓▓▓▓▓▓▓▓▓▓▓▓▓▓▓▓▓▓▓▓▓▓▒▒░░  ░░        ░░░░░░  ██████████████
██████▒▒▒▒░░▒▒▒▒▒▒░░░░░░░░░░░░░░▓▓▓▓▓▓██████▓▓▓▓▒▒▒▒▓▓▓▓▓▓▓▓▓▓▓▓▓▓▓▓▒▒▒▒░░░░░░░░          ░░░░░░░░  ░░████████████
██████▒▒▒▒▒▒▒▒▒▒▒▒▓▓██▒▒▒▒▒▒▒▒░░▒▒▒▒▒▒▓▓▓▓▒▒▒▒▒▒▒▒▒▒▒▒▒▒▒▒▒▒▒▒▒▒▓▓▓▓▒▒▒▒▒▒░░▒▒▓▓▒▒░░░░    ░░░░░░░░░░░░▓▓██████████
██████▓▓▒▒░░░░░░░░▓▓▓▓▓▓▒▒▒▒▒▒▒▒▒▒▒▒▒▒▒▒▓▓▓▓▒▒░░▒▒▒▒▒▒▒▒▒▒▒▒▒▒▒▒▓▓▒▒▒▒▒▒▒▒░░░░▓▓▓▓▒▒▓▓▒▒░░░░░░░░░░░░░░  ██████████
██████▓▓▒▒░░░░▒▒▒▒▓▓████▒▒▒▒▒▒▒▒▒▒▒▒░░░░▓▓▓▓░░░░░░▒▒▒▒▒▒▒▒▓▓▓▓▒▒▒▒░░░░▒▒░░▒▒▓▓▓▓▓▓▓▓▓▓▓▓░░░░░░░░░░░░░░░░▒▒████████
████████░░▒▒▒▒▒▒▒▒▒▒████▓▓▓▓██▓▓▒▒▒▒░░░░▒▒▓▓▒▒▒▒▒▒▒▒▒▒▓▓▓▓▓▓▒▒▒▒▒▒▒▒▒▒▒▒▒▒▒▒▓▓▓▓▓▓▓▓▓▓▓▓▓▓▓▓▓▓░░░░░░  ░░░░████████
████████░░░░▒▒▒▒▒▒▒▒████▓▓██▓▓▓▓▒▒▒▒░░▒▒▒▒▒▒▒▒▒▒▒▒▒▒▒▒▒▒▓▓▓▓▒▒▒▒▒▒▒▒▒▒▒▒░░░░▒▒▒▒▓▓▓▓▓▓▓▓▓▓▒▒▒▒░░░░░░░░░░░░▒▒██████
████████▒▒▒▒▒▒▒▒▒▒▒▒██████████▓▓▒▒▓▓▒▒▒▒▒▒▒▒▒▒▒▒▒▒▒▒▒▒▒▒▓▓▒▒▒▒▒▒▒▒▒▒▒▒▒▒▒▒▒▒▒▒▒▒▒▒▓▓▓▓▒▒▒▒░░▒▒▒▒░░░░░░░░░░░░██████
████████▒▒▒▒▒▒▒▒▒▒▒▒▓▓██████████▓▓▓▓▒▒▒▒▒▒▒▒▒▒▒▒▒▒▒▒▒▒▒▒▒▒▒▒▒▒▒▒▒▒▒▒▒▒░░▒▒▒▒▒▒▒▒▒▒░░░░░░░░░░▓▓▒▒░░░░░░    ░░▓▓████
████████▒▒▒▒▒▒▒▒▒▒▒▒▒▒██████▓▓██▒▒▒▒▒▒▒▒▒▒▓▓▒▒▒▒▒▒▒▒▒▒▒▒▒▒▒▒▒▒▒▒▒▒▒▒▒▒░░▒▒▒▒▒▒▒▒▒▒▒▒░░░░░░░░░░░░  ░░░░░░  ░░  ████
████████▓▓▒▒▒▒▒▒▒▒▒▒▒▒██████▓▓██▓▓▓▓▓▓▓▓▒▒▒▒▒▒░░▒▒▒▒▒▒▒▒▒▒▒▒▒▒▒▒▒▒▒▒▒▒▒▒▒▒▒▒▒▒▒▒▒▒░░░░░░░░░░░░░░░░  ░░░░░░░░░░▒▒██
██████████▒▒▒▒░░░░▒▒▒▒██████████▓▓▒▒░░░░▒▒▒▒░░░░░░▒▒▒▒▒▒▒▒▒▒▒▒▒▒░░▒▒▒▒▒▒▒▒▒▒░░░░░░░░░░░░░░░░░░░░░░░░░░░░░░    ░░██
██████████▒▒░░░░░░▒▒▒▒▓▓▓▓▒▒▒▒░░░░░░░░░░▒▒▒▒░░░░░░▒▒░░▒▒▒▒▒▒▒▒▒▒░░░░▒▒▒▒▒▒▒▒░░░░░░░░░░░░░░░░░░░░░░░░░░░░░░░░░░░░░░
██████████▒▒▒▒░░▒▒▒▒▒▒▒▒▒▒▒▒▒▒░░░░░░░░░░▒▒▒▒░░░░░░░░▒▒▒▒▒▒▒▒▒▒░░░░░░▒▒░░▒▒▒▒░░░░░░░░░░░░░░░░░░░░░░░░░░░░░░░░░░░░▓▓
██████████▒▒▒▒▒▒▒▒▒▒▒▒▒▒▒▒▒▒▒▒░░▒▒▒▒░░░░▒▒▒▒░░░░░░▒▒▒▒▒▒▒▒▒▒▒▒░░░░░░░░░░▒▒▒▒░░░░░░░░░░░░░░░░░░░░░░░░░░░░░░▒▒▓▓▓▓██
██████████▒▒▒▒▒▒▒▒▒▒▒▒▒▒▒▒▒▒░░▒▒▒▒▒▒░░░░▒▒▒▒▒▒▒▒▒▒▒▒▒▒▒▒▒▒▒▒▒▒░░░░░░░░░░░░░░░░░░░░░░░░░░░░░░░░░░░░░░▒▒▓▓▓▓▓▓██████
██████████▓▓▒▒▒▒▒▒▒▒▒▒▒▒▒▒▒▒░░▒▒▒▒▒▒▒▒░░▒▒▒▒▒▒▒▒▒▒▒▒▒▒▒▒▒▒▒▒▒▒▒▒▒▒▒▒▒▒░░▒▒░░░░░░░░░░░░░░░░░░░░▒▒▒▒▓▓▓▓████████████
██████████▓▓▒▒▒▒▒▒▒▒▒▒▒▒▒▒▒▒▒▒▒▒▒▒▒▒░░░░░░▒▒▒▒▒▒▒▒▒▒▒▒▒▒▒▒▒▒▒▒▒▒▒▒▒▒▒▒▒▒░░░░░░░░░░░░░░░░▒▒▒▒▓▓▓▓██████████████████
████████████▒▒▒▒▒▒▒▒▒▒▒▒░░░░░░▒▒▒▒▒▒▒▒░░░░▒▒▒▒▒▒▒▒▒▒▒▒▒▒▒▒▒▒░░░░░░▒▒▒▒▒▒░░░░░░░░▒▒▒▒▓▓▓▓▓▓████████████████████████
████████████▒▒▒▒▒▒▒▒▒▒▒▒▒▒░░░░░░▒▒▒▒▒▒░░▒▒▒▒▒▒▒▒▒▒▒▒▒▒▒▒▒▒▒▒░░░░░░░░▒▒▒▒░░░░▒▒▓▓▓▓▓▓██████████████████████████████
████████████▒▒░░░░░░▒▒▒▒▒▒░░░░▒▒▒▒▒▒▒▒▒▒▒▒▒▒▒▒▒▒▒▒▒▒▒▒▒▒▒▒▒▒░░░░░░░░▒▒▒▒▓▓▓▓▓▓████████████████████████████████████
████████████▒▒▒▒▒▒░░▒▒▒▒▒▒▒▒▒▒▒▒▒▒▒▒▒▒▒▒▒▒▒▒▒▒▒▒▒▒▒▒▒▒▒▒▒▒▒▒▒▒▒▒▒▒▒▒▓▓██▓▓████████████████████████████████████████
████████████▓▓▒▒▒▒▒▒▒▒▒▒▒▒▒▒▒▒▒▒▒▒▒▒▒▒▒▒▒▒▒▒▒▒▒▒▒▒▒▒▒▒▒▒▒▒▓▓▓▓▓▓▓▓▓▓██████████████████████████████████████████████
████████████▓▓▒▒▒▒▒▒▒▒▒▒▒▒▒▒▒▒▒▒░░░░░░░░░░▒▒▒▒▒▒▓▓▓▓▓▓▓▓██████████████████████████████████████████████████████████
██████████████▒▒▒▒▒▒▒▒▒▒░░░░▒▒▒▒▒▒▒▒░░░░▒▒▒▒▓▓▓▓██████████████████████████████████████████████████████████████████
██████████████▒▒▒▒▒▒▒▒▒▒▒▒▒▒▒▒▒▒▒▒▒▒▓▓▓▓▓▓▓▓██████████████████████████████████████████████████████████████████████
copy to clipboard 👍 upvote 👎 downvote
fill: spaces toggle palette ▓→✊🏽
░░░░░░░░                                                                    ░░░░░░░░░░░░░░
░░░░░░░░              ░░░░░░░░░░░░                  ░░░░░░░░░░░░░░░░░░░░░░░░░░░░░░░░░░░░░░
░░░░░░          ░░░░░░░░░░░░░░░░░░░░░░░░░░      ░░░░░░░░░░░░░░░░░░░░░░▒▒▒▒▒▒▒▒▒▒▒▒▒▒▒▒▒▒▒▒
░░░░░░        ░░░░░░░░░░░░░░░░░░░░░░░░░░░░░░░░░░░░░░░░░░░░░░▒▒▒▒▒▒░░▒▒▒▒▒▒▒▒▒▒▒▒▒▒▒▒▒▒▒▒▒▒
░░░░░░░░    ░░░░░░░░░░░░░░░░░░░░░░░░░░░░░░░░░░░░░░░░░░░░░░▒▒░░▒▒▒▒▒▒▒▒▒▒▒▒▒▒▒▒▒▒▒▒▒▒▒▒▒▒▓▓
▒▒░░░░░░░░░░░░░░░░░░░░░░░░░░░░░░░░░░░░░░░░░░░░░░░░░░▒▒▒▒▒▒▒▒▒▒▒▒▒▒▒▒▒▒▒▒▒▒▒▒▒▒▒▒▒▒▒▒▓▓▓▓▓▓
▒▒░░░░░░▒▒░░▒▒▒▒▒▒░░░░░░░░░░░░░░░░░░░░░░░░░░▒▒▒▒▒▒░░▒▒▒▒▒▒▒▒▒▒▒▒▒▒▒▒▒▒▒▒▒▒▒▒▒▒▒▒▒▒▒▒▒▒▓▓▓▓
▒▒░░▒▒▒▒▒▒▒▒▒▒▒▒▒▒▒▒▒▒▒▒▒▒░░░░▒▒▒▒▒▒░░▒▒▒▒▒▒▒▒▒▒▒▒▒▒▒▒▒▒▒▒▒▒▒▒▒▒▒▒▒▒▒▒▒▒▒▒▓▓▓▓▓▓▓▓▓▓▒▒▒▒▒▒
▒▒▒▒▒▒▒▒▒▒▒▒▒▒▒▒▒▒▒▒▒▒▒▒▒▒▒▒▒▒▒▒▒▒▒▒▒▒▒▒▒▒▒▒▒▒▒▒▒▒▒▒▒▒▒▒▒▒▒▒▒▒▒▒▒▒▒▒▒▒▓▓▓▓▓▓▒▒▒▒▓▓▓▓▒▒▒▒▒▒
▒▒▒▒▒▒▒▒▒▒▒▒▒▒▒▒▒▒▒▒▒▒▒▒▒▒▒▒▒▒▒▒▒▒▒▒▒▒▒▒▒▒▒▒▒▒▒▒▒▒▒▒▒▒▒▒▒▒▒▒▒▒▓▓░░░░░░░░░░░░▓▓▒▒▒▒▒▒░░▒▒░░
▓▓▓▓▓▓▓▓▓▓▒▒▒▒▒▒▒▒▒▒▒▒▒▒▒▒▒▒▒▒▒▒▒▒▒▒▒▒▒▒▒▒▒▒▒▒▒▒▒▒▒▒▒▒▒▒▒▒▒▒▒▒▒▒  ░░░░░░░░░░▒▒▒▒▓▓▓▓▓▓▓▓██
▓▓▓▓▓▓▓▓▓▓▒▒▒▒▒▒▓▓▒▒▓▓▒▒▒▒░░▒▒▓▓▒▒▒▒▒▒▒▒▒▒▒▒▒▒▒▒▒▒▒▒▒▒▒▒▒▒▒▒▒▒▒▒  ▓▓▒▒▓▓▓▓▒▒▒▒▓▓▒▒▒▒▓▓▓▓▓▓
▓▓▓▓▓▓▓▓▓▓▓▓▓▓▓▓▓▓▓▓▒▒▒▒▒▒▒▒▒▒▒▒▒▒▒▒▒▒▒▒▒▒▒▒▒▒▒▒▓▓▓▓▓▓▓▓▓▓▒▒▒▒▒▒  ░░░░░░░░░░▒▒▒▒▒▒░░▒▒▒▒▒▒
▓▓▓▓▓▓▓▓▓▓▓▓▓▓▓▓▓▓▓▓▒▒▒▒▒▒░░▒▒▒▒▓▓▒▒▒▒▒▒▒▒▓▓▓▓▓▓▒▒▒▒▒▒▒▒▓▓▓▓▓▓▒▒░░▒▒▓▓▓▓▓▓▒▒▓▓▒▒▓▓▓▓████▓▓
▓▓▓▓▓▓▓▓▓▓▓▓▓▓▓▓▓▓▓▓▓▓▒▒▒▒▒▒▓▓▒▒▓▓▒▒▒▒▓▓▓▓▓▓▓▓▓▓▒▒▓▓▓▓▓▓▓▓▓▓▒▒▒▒░░░░░░░░░░▒▒▓▓▓▓▓▓▓▓██████
▓▓▓▓▓▓▓▓▒▒▓▓▓▓▓▓▓▓▓▓▓▓▓▓▒▒▒▒▒▒▒▒▒▒▒▒▓▓▓▓▓▓▓▓▓▓▓▓▓▓▓▓▓▓▓▓▓▓▒▒▓▓▓▓░░▓▓▒▒▓▓▓▓▓▓▓▓▓▓██████████
▓▓▓▓▓▓▓▓▒▒▓▓▓▓▓▓▓▓▓▓▓▓▒▒▒▒▒▒▒▒▒▒▒▒▒▒▓▓▓▓▒▒▓▓▒▒▓▓▓▓▓▓▒▒▒▒▓▓▒▒▒▒▒▒░░▓▓▓▓▓▓▓▓▓▓▓▓██▓▓████████
▓▓▓▓▓▓▓▓▒▒▒▒▓▓▒▒▓▓▓▓▒▒▒▒▓▓▒▒▒▒▒▒▒▒▒▒▒▒▒▒▓▓▒▒▒▒▓▓▒▒▒▒▒▒▒▒▓▓▒▒▓▓▒▒░░░░▒▒░░░░▒▒▓▓▓▓██████████
▓▓▓▓▒▒▓▓▓▓▓▓▓▓▓▓▓▓▒▒▒▒▓▓▒▒▒▒▒▒▓▓▒▒▒▒▒▒▒▒▒▒▓▓▒▒▒▒▒▒▒▒▓▓▓▓▓▓▓▓▒▒▒▒▓▓▒▒▒▒▒▒▒▒▓▓▓▓▓▓▓▓▓▓██████
▓▓▓▓▒▒▓▓▓▓▒▒▓▓▓▓▒▒██▓▓▓▓▒▒▒▒▓▓▒▒▒▒▓▓▒▒▒▒▒▒▓▓▒▒▒▒▓▓▒▒▒▒▒▒▒▒▒▒▒▒▓▓▒▒▒▒▒▒▓▓██▓▓▓▓▒▒▓▓██▓▓████
▒▒▒▒▒▒▓▓▓▓▓▓██▒▒▓▓████░░▒▒▒▒▓▓▒▒░░▓▓▒▒▒▒▒▒▒▒▓▓▓▓▓▓░░▓▓▓▓░░░░▒▒▒▒▒▒░░▒▒▓▓▓▓████████▓▓▓▓▓▓██
▒▒░░░░░░▓▓▓▓▒▒██▒▒██▒▒▒▒▒▒░░░░░░▒▒▓▓▒▒▒▒▒▒▒▒▓▓▓▓▒▒▒▒▒▒░░░░░░██████▒▒░░██▓▓██▓▓▒▒██▓▓▓▓▒▒▒▒
▒▒▒▒▒▒▒▒▒▒▓▓▒▒██▒▒▓▓░░▒▒░░░░▒▒░░▒▒▓▓▒▒▒▒▒▒▒▒▒▒▒▒▒▒▒▒░░░░▓▓▒▒▓▓▓▓██▓▓▒▒▓▓▓▓██▒▒▒▒▒▒▒▒▒▒▒▒▒▒
▓▓▒▒▒▒▒▒▒▒▓▓▒▒▓▓▒▒▒▒▒▒▒▒▒▒░░▒▒▒▒▒▒▓▓▓▓░░▒▒▒▒░░░░▒▒▓▓▒▒▒▒▓▓▓▓░░▒▒▒▒▓▓▓▓▒▒▒▒▓▓▒▒▓▓░░░░░░▒▒▓▓
▒▒▒▒▓▓▒▒▓▓▓▓▒▒▒▒▒▒▒▒▒▒▒▒░░░░░░▒▒▒▒▓▓▓▓▒▒▒▒▒▒░░░░░░▓▓▒▒▒▒▓▓▓▓▒▒▒▒▒▒▓▓▓▓▒▒▒▒▒▒▒▒▓▓▓▓▓▓▒▒▒▒▒▒
▒▒▒▒▓▓▓▓▓▓▓▓▒▒▒▒▒▒░░▓▓▒▒░░░░▒▒▓▓▓▓▒▒▒▒▒▒▓▓▒▒░░░░▒▒▓▓▒▒▒▒▒▒▓▓░░░░░░▓▓▒▒▒▒▒▒▒▒▒▒▓▓▒▒▒▒▒▒▒▒▒▒
▓▓▓▓▓▓▒▒▒▒██▒▒▒▒▒▒▒▒▓▓▓▓▒▒▒▒▒▒▒▒▒▒▒▒▓▓▒▒▒▒▒▒░░░░▒▒▓▓▓▓▒▒▓▓▓▓██▓▓▒▒▓▓▓▓▓▓▒▒▒▒▒▒▓▓▓▓▓▓▒▒▓▓▒▒
▓▓▓▓▓▓▒▒▒▒▓▓▓▓▒▒▒▒▒▒▓▓▒▒▓▓▓▓▓▓▓▓▒▒▒▒▒▒▒▒▒▒░░▒▒▒▒▒▒▓▓████▓▓██████▓▓▒▒▒▒▒▒▒▒▒▒▓▓▓▓▓▓▓▓▓▓▒▒▒▒
▓▓▓▓▒▒▒▒▒▒▓▓▒▒▓▓▓▓▓▓▓▓▓▓▓▓▓▓▓▓▒▒▓▓██▓▓▓▓▒▒▓▓▒▒▓▓▒▒▓▓▓▓▒▒▒▒▒▒░░░░▒▒▓▓▒▒▓▓▓▓░░▒▒▓▓▒▒▒▒▒▒▒▒▒▒
▓▓▓▓▓▓▒▒▓▓▓▓▓▓▓▓▓▓▓▓██▓▓▓▓▓▓▓▓▒▒▓▓▒▒▓▓▓▓▒▒▓▓▒▒▓▓▒▒▓▓▓▓▒▒▒▒██▒▒▓▓▒▒▓▓▓▓▓▓▓▓▒▒▓▓▓▓▒▒▒▒▒▒▒▒▒▒
▓▓▓▓▓▓▓▓▓▓▓▓▓▓▓▓▓▓▓▓▓▓▓▓▓▓▓▓▓▓▒▒▓▓▓▓▓▓▓▓▒▒▓▓▒▒▒▒▒▒▓▓▓▓▓▓▒▒██▓▓▓▓▒▒▓▓▓▓▓▓▓▓▓▓▓▓▓▓▓▓▓▓██▓▓▒▒
▓▓▓▓▓▓▓▓▓▓▓▓▓▓▓▓▓▓▓▓▓▓▓▓▓▓▓▓▓▓▓▓▓▓▓▓▓▓▓▓▓▓▓▓▓▓▓▓▓▓▓▓▓▓▓▓▓▓▓▓▓▓▓▓▓▓▓▓▓▓▓▓▓▓▓▓▓▓▓▓██▓▓▓▓▓▓▒▒
▓▓▓▓▓▓▓▓▓▓▓▓▓▓▓▓▓▓▓▓▓▓▓▓▒▒▓▓▓▓▓▓▓▓▓▓▓▓▓▓▓▓▓▓▓▓▓▓▓▓▓▓▓▓▓▓▓▓▓▓▒▒▓▓▒▒▓▓▓▓▓▓▓▓▓▓▓▓▓▓▓▓▓▓██▓▓▓▓
▓▓▓▓████▓▓▓▓▓▓▓▓▓▓▓▓▓▓▓▓▓▓▓▓▓▓▓▓▓▓▓▓▓▓▓▓▓▓▓▓▓▓▓▓▓▓▓▓▓▓▓▓▓▓▓▓▓▓▓▓▓▓▓▓▓▓▒▒▓▓▓▓▓▓▓▓▓▓▓▓▓▓▓▓▓▓
██████▓▓██▓▓▓▓▓▓▓▓▓▓▓▓▓▓▓▓▒▒▓▓▓▓▓▓▓▓▓▓▓▓▓▓▓▓▒▒▓▓▓▓▓▓▓▓▓▓▓▓▓▓▓▓▓▓▒▒▓▓▓▓▒▒▓▓▓▓▓▓▓▓▓▓▓▓▓▓▓▓▓▓
██████▓▓▓▓▓▓▓▓▓▓▓▓▓▓▓▓▓▓▒▒▒▒▓▓▒▒▒▒▓▓▓▓▒▒▓▓▓▓▓▓▒▒▒▒▒▒▓▓▒▒▓▓▒▒▓▓▓▓▓▓▓▓▓▓▒▒▓▓▓▓▓▓▓▓▓▓▓▓▓▓▓▓▓▓
████▓▓▓▓▓▓▓▓▓▓▓▓▒▒▓▓▓▓▓▓▒▒▒▒▓▓▓▓▒▒▒▒▓▓▒▒▒▒▒▒▓▓▒▒▒▒▓▓▓▓▒▒▓▓▓▓▓▓▓▓▒▒▓▓▓▓▒▒▓▓▒▒▓▓▓▓▓▓▓▓▓▓▓▓▓▓
copy to clipboard 👍 upvote 👎 downvote
fill: spaces toggle palette ▓→✊🏽
░░░░░░░░░░░░░░░░░░░░░░░░░░░░░░░░░░░░░░░░░░░░░░░░░░░░░░░░░░░░░░░░░░░░░░░░░░░░░░░░░░░░░░░░
            ░░░░░░░░                          ░░░░░░░░                            ░░░░░░
          ░░  ░░                            ░░  ░░░░                            ░░  ░░
          ░░░░░░                          ░░  ░░                              ░░░░░░
░░░░  ░░░░░░░░░░░░░░░░░░░░░░░░░░░░░░░░░░░░░░░░    ░░░░░░░░░░░░░░░░░░░░  ░░░░░░░░  ░░░░
  ░░  ░░░░░░                          ░░░░░░░░                          ░░  ░░░░░░
  ░░░░░░░░                          ░░░░████████  ████                  ░░░░░░░░
░░░░░░░░                          ██████░░      ██    ██                ░░  ░░
░░░░░░  ░░░░░░  ░░░░░░░░░░░░░░████░░░░░░░░              ██░░░░░░░░░░░░░░░░░░░░░░░░░░░░░░
                            ██░░░░░░░░  ░░                ██
                            ██░░░░                        ██
                              ██░░░░                        ██
░░░░░░  ░░░░░░  ░░░░░░  ░░░░██░░                            ██░░░░░░░░░░░░░░░░░░░░░░░░░░
                              ██░░░░░░░░░░░░░░░░░░░░░░░░░░██
                              ██░░░░████░░░░░░░░░░████░░░░██
                                ██░░████░░░░░░░░░░████░░██
              ░░                  ██▒▒░░░░░░░░░░░░░░▒▒██                            ░░
            ░░░░                    ██████████████████                            ░░░░░░
            ░░░░░░                    ██░░░░░░░░░░██░░                            ░░░░░░
          ░░  ░░                        ██████████░░                            ░░  ░░
      ░░░░  ░░                          ░░░░░░░░░░                          ░░░░  ░░
    ░░░░░░░░                            ░░░░░░░░                          ░░░░░░░░
  ░░░░░░░░                            ░░  ░░                            ░░░░░░░░
░░░░░░░░                            ░░░░░░                            ░░░░░░░░
  ░░░░                                ░░░░                              ░░░░
copy to clipboard 👍 upvote 👎 downvote
fill: spaces toggle palette ▓→✊🏽